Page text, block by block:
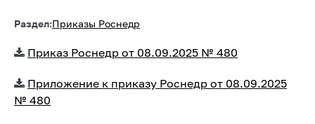
Раздел:Приказы Роснедр
Приказ Роснедр от 08.09.2025 № 480
Приложение к приказу Роснедр от 08.09.2025
№ 480